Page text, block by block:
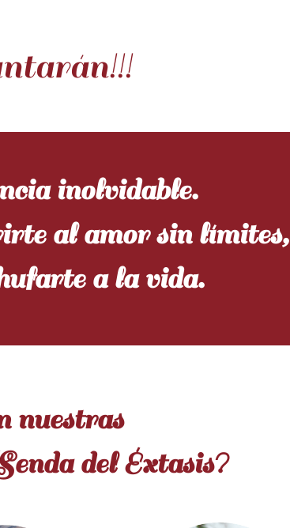
inolvidable.
al amor sin límites,
a la vida.
nuestras
del Éxtasis?